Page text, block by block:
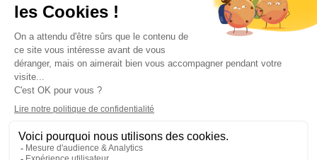
Contact
Estimez votre voiture
Mentions légales
CGU